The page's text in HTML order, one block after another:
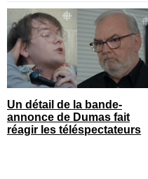
Un détail de la bande-
annonce de Dumas fait
réagir les téléspectateurs